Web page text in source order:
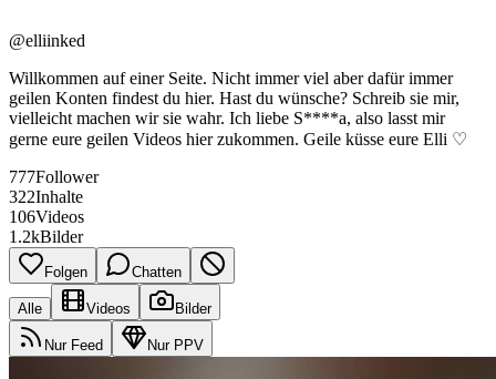
@elliinked
Willkommen auf einer Seite. Nicht immer viel aber dafür immer
geilen Konten findest du hier. Hast du wünsche? Schreib sie mir,
vielleicht machen wir sie wahr. Ich liebe S****a, also lasst mir
gerne eure geilen Videos hier zukommen. Geile küsse eure Elli ♡
777Follower
322Inhalte
106Videos
1.2kBilder
Folgen Chatten
Alle Videos Bilder
Nur Feed Nur PPV